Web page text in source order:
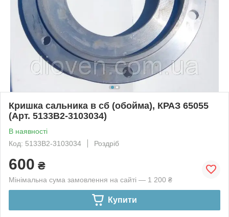
Кришка сальника в сб (обойма), КРАЗ 65055
(Арт. 5133В2-3103034)
В наявності
Код: 5133В2-3103034
Роздріб
600 ₴
Мінімальна сума замовлення на сайті — 1 200 ₴
Купити